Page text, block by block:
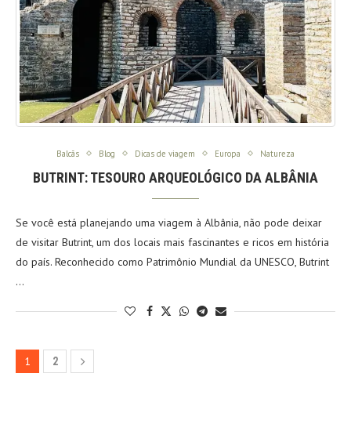
Balcãs Blog Dicas de viagem Europa Natureza
BUTRINT: TESOURO ARQUEOLÓGICO DA ALBÂNIA
Se você está planejando uma viagem à Albânia, não pode deixar
de visitar Butrint, um dos locais mais fascinantes e ricos em história
do país. Reconhecido como Patrimônio Mundial da UNESCO, Butrint
…
1 2